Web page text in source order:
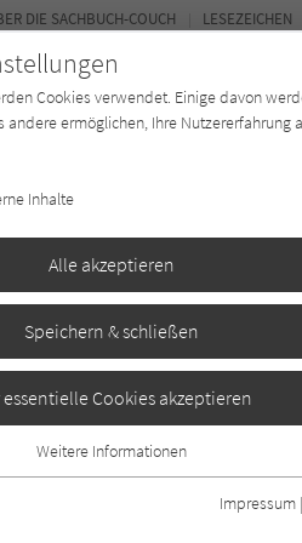
Magazin
DIE SACHBUCH-COUCH LESEZEICHEN
Cookies verwendet. Einige davon
andere ermöglichen, Ihre Nutzererfahrung
Inhalte
Alle akzeptieren
Speichern & schließen
essentielle Cookies akzeptieren
für grundlegende Funktionen der
dass die Webseite einwandfrei
Weitere Informationen
Impressum |